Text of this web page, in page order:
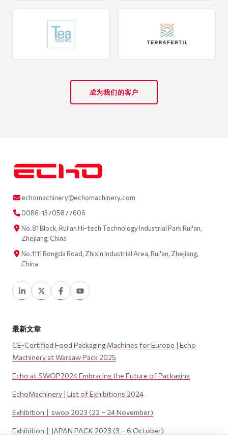
成为我们的客户
echomachinery@echomachinery.com
0086-13705877606
No.81 Block, Rui'an Hi-tech Technology Industrial Park Rui'an,
Zhejiang, China
No.1111 Rongda Road, Zhixin Industrial Area, Rui'an, Zhejiang,
China
最新文章
CE-Certified Food Packaging Machines for Europe | Echo
Machinery at Warsaw Pack 2025
Echo at SWOP2024 Embracing the Future of Packaging
EchoMachinery | List of Exhibitions 2024
Exhibition丨swop 2023 (22 – 24 November)
Exhibition丨JAPAN PACK 2023 (3 – 6 October)